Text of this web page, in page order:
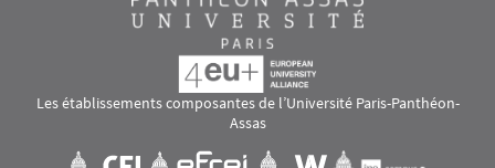
Les établissements composantes de l’Université Paris-Panthéon-
Assas
Visuel svgVisuel svg Visuel svgVisuel svg